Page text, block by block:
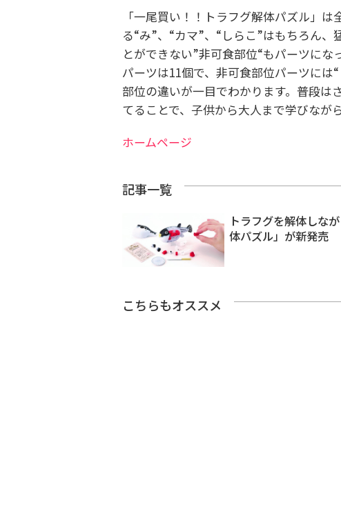
「一尾買い！！トラフグ解体パズル」
る“み”、“カマ”、“しらこ”はもちろん
とができない”非可食部位“もパーツに
パーツは11個で、非可食部位パーツには
部位の違いが一目でわかります。普段は
てることで、子供から大人まで学びなが
ホームページ
記事一覧
トラフグを解体しな
体パズル」が新発売
こちらもオススメ